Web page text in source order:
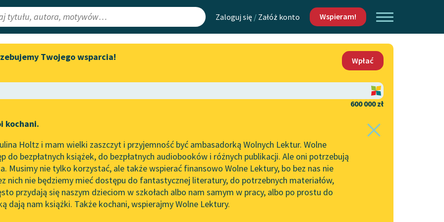
Zaloguj się / Załóż konto Wspieram!
Lektury
redakcyjne
Aktualności
„Prokurator Alicja Horn” do
literatury skandynawskiej
Spotkanie z Katarzyną Tunkiel
w Oslo
102. lata temu zmarł Joseph
Conrad
Mapa Wolnych Lektur
Leśmianator
API
OAI-PMH
Widget Wolnych Lektur
Kontakt
O projekcie
Zasady wykorzystania
Wolnych Lektur
Logotypy
Materiały promocyjne
Twojego wsparcia!
Wpłać
600 000 zł
kochani.
Holtz i mam wielki zaszczyt i przyjemność być ambasadorką Wolnych Lektur. Wolne
do bezpłatnych książek, do bezpłatnych audiobooków i różnych publikacji. Ale oni potrzebują
Musimy nie tylko korzystać, ale także wspierać finansowo Wolne Lektury, bo bez nas nie
nich nie będziemy mieć dostępu do fantastycznej literatury, do potrzebnych materiałów,
przydają się naszym dzieciom w szkołach albo nam samym w pracy, albo po prostu do
dają nam książki. Także kochani, wspierajmy Wolne Lektury.
Budzińska-Tylicka✖